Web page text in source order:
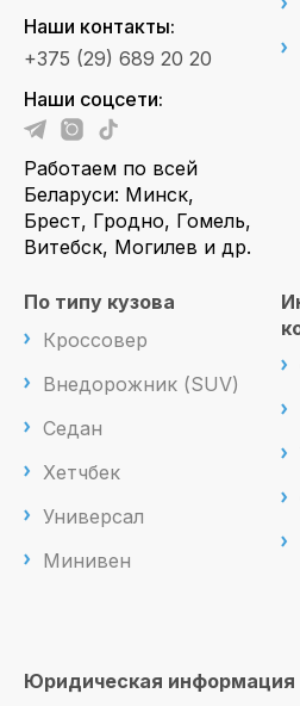
Наши контакты:
+375 (29) 689 20 20
Наши соцсети:
Работаем по всей
Беларуси: Минск,
Брест, Гродно, Гомель,
Витебск, Могилев и др.
По типу кузова
Кроссовер
Внедорожник (SUV)
Седан
Хетчбек
Универсал
Минивен
Юридическая информация